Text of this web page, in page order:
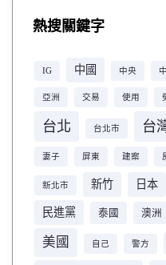
熱搜關鍵字
IG 中國 中央
亞洲 交易 使用
台北 台北市 台
妻子 屏東 建案
新北市 新竹 日本
民進黨 泰國 澳洲
美國 自己 警方